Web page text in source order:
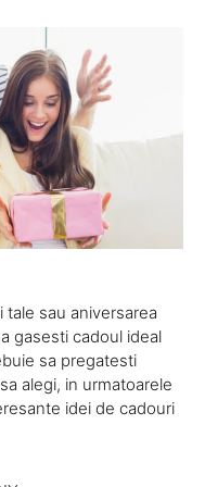
sau aniversarea
gasesti cadoul ideal
sa pregatesti
alegi, in urmatoarele
idei de cadouri